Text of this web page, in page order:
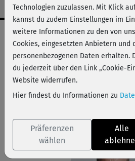
Workout-Facts
anspruchsvoll
6 Min
11 kcal
Marcus Müller
Technologien zuzulassen. Mit Klick
kannst du zudem Einstellungen im
weitere Informationen zu den von
Cookies, eingesetzten Anbietern und
personenbezogenen Daten erhalten.
du jederzeit über den Link „Cookie-
Website widerrufen.
Hier findest du Informationen zu
Präferenzen
wählen
Alle